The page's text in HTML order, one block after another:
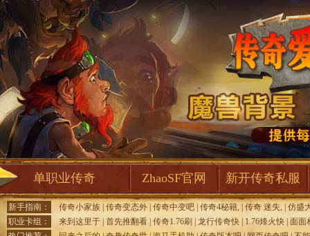
单职业传奇 ZhaoSF官网 新开传奇私服
新手指南： 传奇小家族 传奇变态外 传奇中变吧 传奇4秘籍, 传奇 迷失, 仿盛
职业卡组：
来到这里于 首先推翻看 传奇1.76刷 龙行传奇快 1.76烽火快 面面